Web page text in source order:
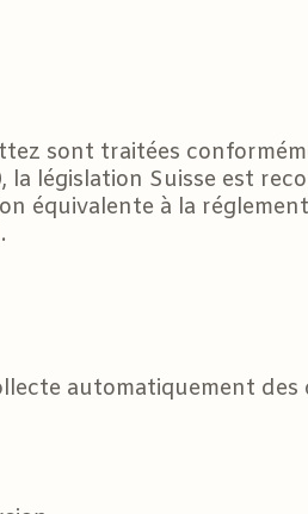
sont traitées
législation Suisse est
équivalente à la
automatiquement